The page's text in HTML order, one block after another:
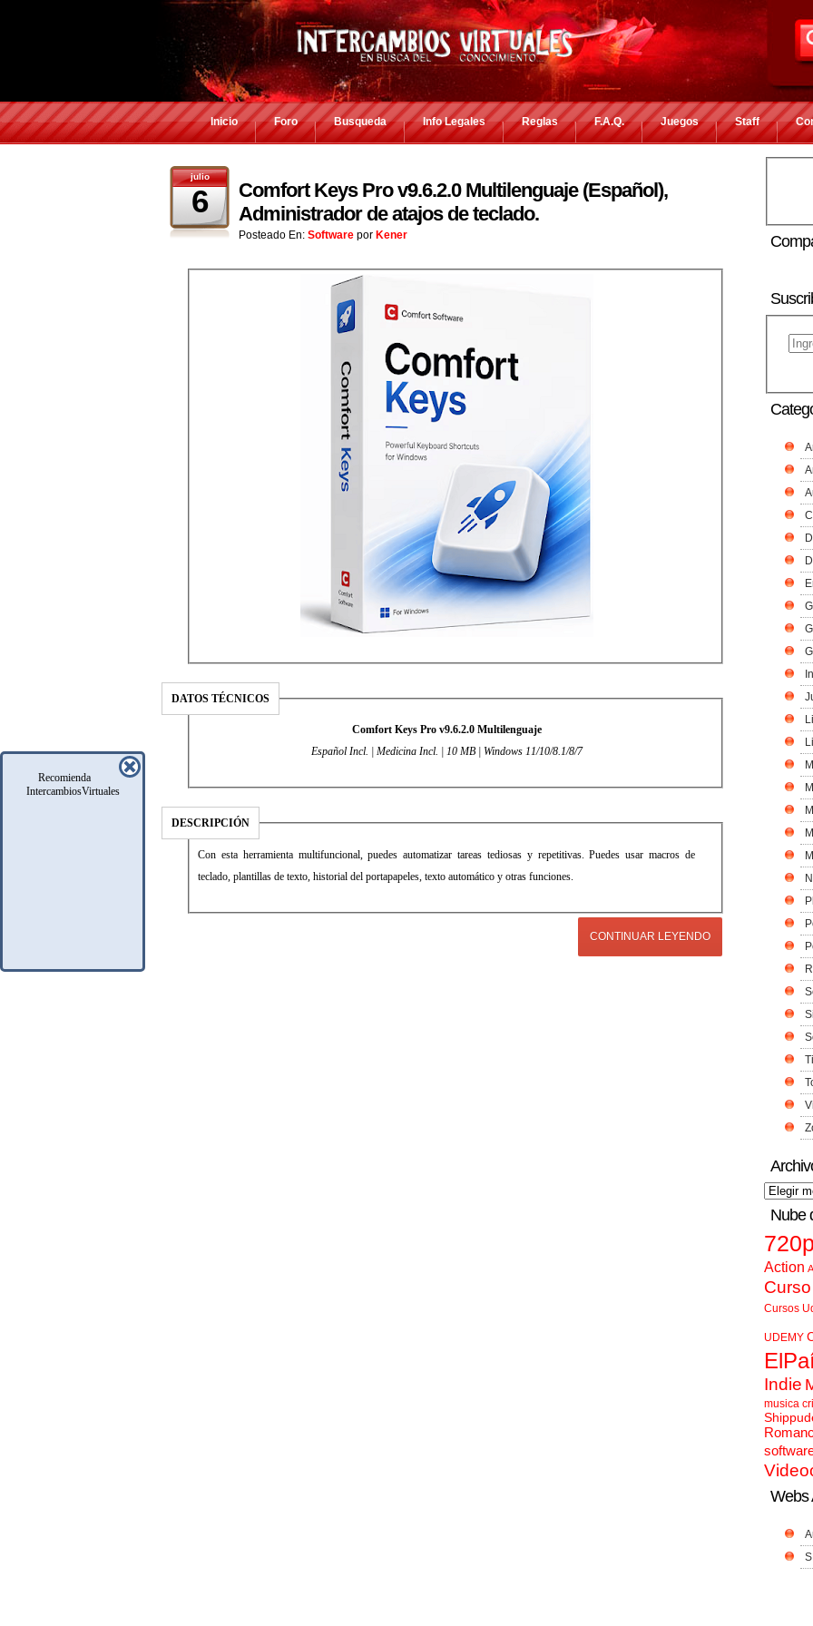
Recomienda
IntercambiosVirtuales
Inicio Foro Busqueda Info Legales Reglas F.A.Q. Juegos Staff
julio
6
Comfort Keys Pro v9.6.2.0 Multilenguaje (Español),
Administrador de atajos de teclado.
Posteado En: Software por Kener
DATOS TÉCNICOS
Comfort Keys Pro v9.6.2.0 Multilenguaje
Español Incl. | Medicina Incl. | 10 MB | Windows 11/10/8.1/8/7
DESCRIPCIÓN
Con esta herramienta multifuncional, puedes automatizar tareas tediosas y repetitivas. Puedes usar macros de
teclado, plantillas de texto, historial del portapapeles, texto automático y otras funciones.
CONTINUAR LEYENDO
Nube
Action
Cursos
UDEMY
Indie
musica
Webs